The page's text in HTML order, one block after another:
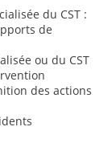
du CST :
de
ou du CST
des actions